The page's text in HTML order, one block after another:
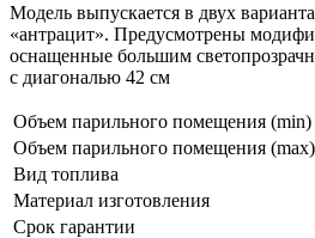
Модель выпускается в двух
«антрацит». Предусмотрены
оснащенные большим
с диагональю 42 см
Объем парильного помещения (min)
Объем парильного помещения (max)
Вид топлива
Материал изготовления
Срок гарантии